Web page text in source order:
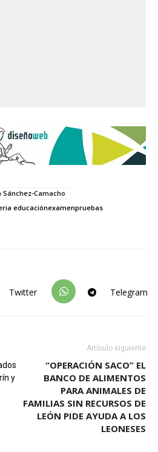
Sánchez-Camacho
educaciónexamenpruebas
Twitter Telegram
y
Artículo siguiente
“OPERACIÓN SACO” EL
BANCO DE ALIMENTOS
PARA ANIMALES DE
FAMILIAS SIN RECURSOS DE
LEÓN PIDE AYUDA A LOS
LEONESES